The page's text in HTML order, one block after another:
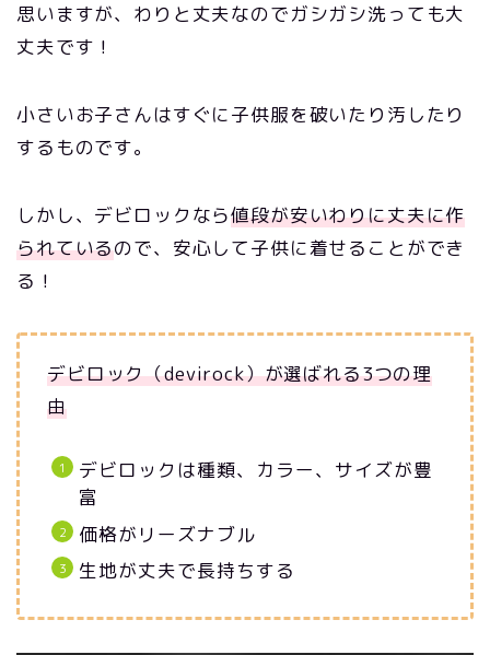
思いますが、わりと丈夫なのでガシガシ洗っても大
丈夫です！
小さいお子さんはすぐに子供服を破いたり汚したり
するものです。
しかし、デビロックなら値段が安いわりに丈夫に作
られているので、安心して子供に着せることができ
る！
デビロック（devirock）が選ばれる3つの理
由
デビロックは種類、カラー、サイズが豊
富
価格がリーズナブル
生地が丈夫で長持ちする